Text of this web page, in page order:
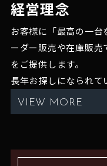
経営理念
お客様に「最高の一台
ーダー販売や在庫販
をご提供します。
長年お探しになられて
VIEW MORE